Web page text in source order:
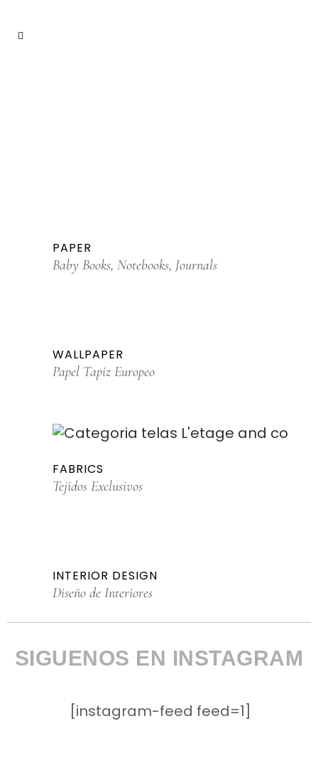
PAPER
Baby Books, Notebooks, Journals
WALLPAPER
Papel Tapiz Europeo
FABRICS
Tejidos Exclusivos
INTERIOR DESIGN
Diseño de Interiores
SIGUENOS EN INSTAGRAM
[instagram-feed feed=1]